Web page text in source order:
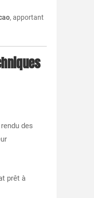
, apportant
des
prêt à